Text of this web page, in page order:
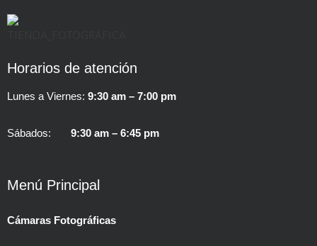
Horarios de atención
Lunes a Viernes: 9:30 am – 7:00 pm
Sábados: 9:30 am – 6:45 pm
Menú Principal
Cámaras Fotográficas